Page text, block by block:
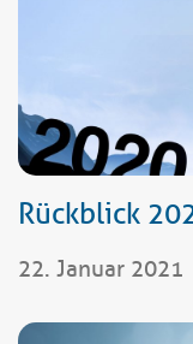
Rückblick
22. Januar 2021